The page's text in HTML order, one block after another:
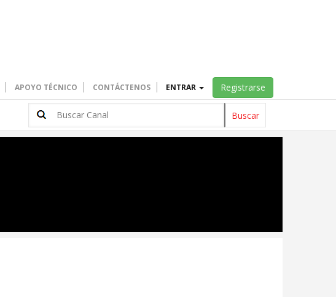
APOYO TÉCNICO CONTÁCTENOS ENTRAR Registrarse